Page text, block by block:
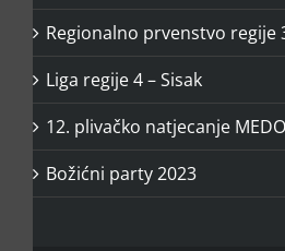
Regionalno prvenstvo regije
Liga regije 4 – Sisak
12. plivačko natjecanje MEDO⁣
Božićni party 2023